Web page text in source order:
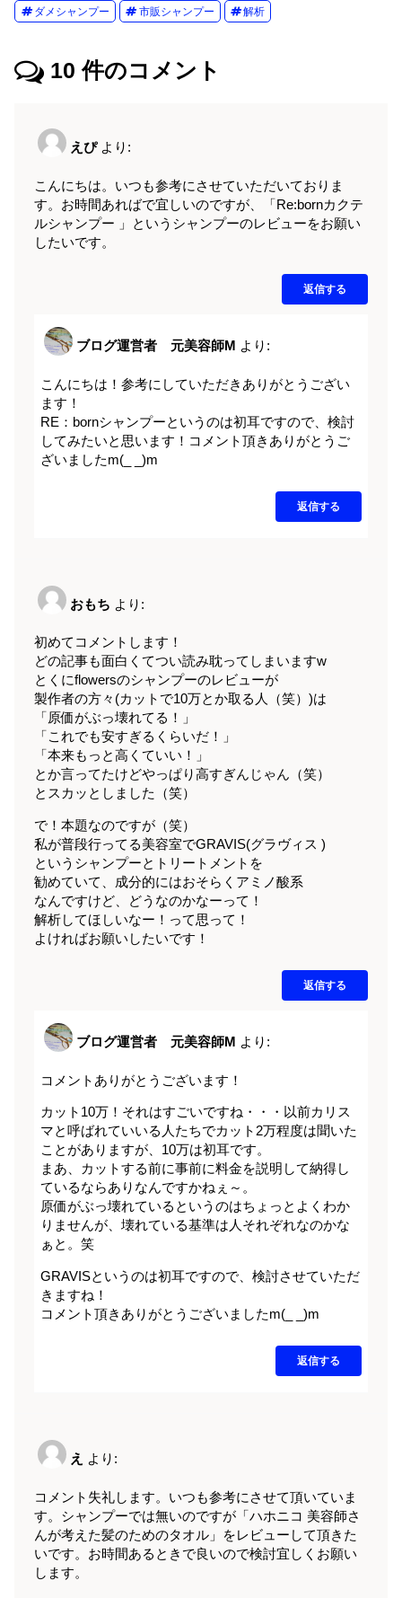
ダメシャンプー 市販シャンプー 解析
10 件のコメント
えぴ より:
こんにちは。いつも参考にさせていただいておりま
す。お時間あればで宜しいのですが、「Re:bornカクテ
ルシャンプー 」というシャンプーのレビューをお願い
したいです。
返信する
ブログ運営者 元美容師M より:
こんにちは！参考にしていただきありがとうござい
ます！
RE：bornシャンプーというのは初耳ですので、検討
してみたいと思います！コメント頂きありがとうご
ざいましたm(_ _)m
返信する
おもち より:
初めてコメントします！
どの記事も面白くてつい読み耽ってしまいますw
とくにflowersのシャンプーのレビューが
製作者の方々(カットで10万とか取る人（笑）)は
「原価がぶっ壊れてる！」
「これでも安すぎるくらいだ！」
「本来もっと高くていい！」
とか言ってたけどやっぱり高すぎんじゃん（笑）
とスカッとしました（笑）
で！本題なのですが（笑）
私が普段行ってる美容室でGRAVIS(グラヴィス )
というシャンプーとトリートメントを
勧めていて、成分的にはおそらくアミノ酸系
なんですけど、どうなのかなーって！
解析してほしいなー！って思って！
よければお願いしたいです！
返信する
ブログ運営者 元美容師M より:
コメントありがとうございます！
カット10万！それはすごいですね・・・以前カリス
マと呼ばれていいる人たちでカット2万程度は聞いた
ことがありますが、10万は初耳です。
まあ、カットする前に事前に料金を説明して納得し
ているならありなんですかねぇ～。
原価がぶっ壊れているというのはちょっとよくわか
りませんが、壊れている基準は人それぞれなのかな
ぁと。笑
GRAVISというのは初耳ですので、検討させていただ
きますね！
コメント頂きありがとうございましたm(_ _)m
返信する
え より:
コメント失礼します。いつも参考にさせて頂いていま
す。シャンプーでは無いのですが「ハホニコ 美容師さ
んが考えた髪のためのタオル」をレビューして頂きた
いです。お時間あるときで良いので検討宜しくお願い
します。